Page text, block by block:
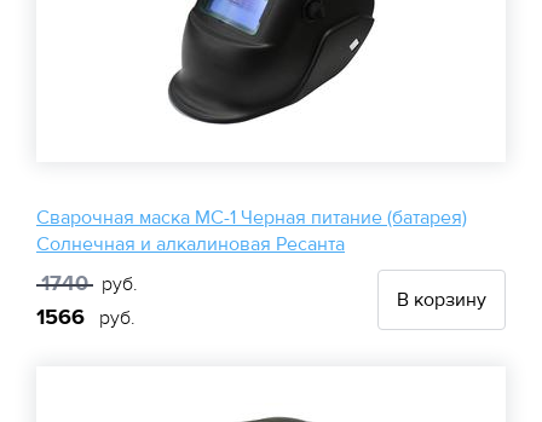
Сварочная маска МС-1 Черная питание (батарея)
Солнечная и алкалиновая Ресанта
1740 руб.
1566 руб.
В корзину